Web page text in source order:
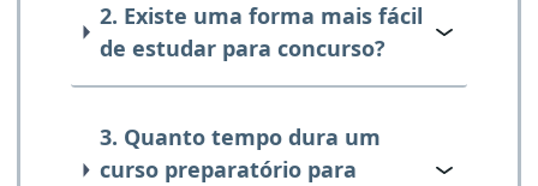
2. Existe uma forma mais fácil
de estudar para concurso?
3. Quanto tempo dura um
curso preparatório para